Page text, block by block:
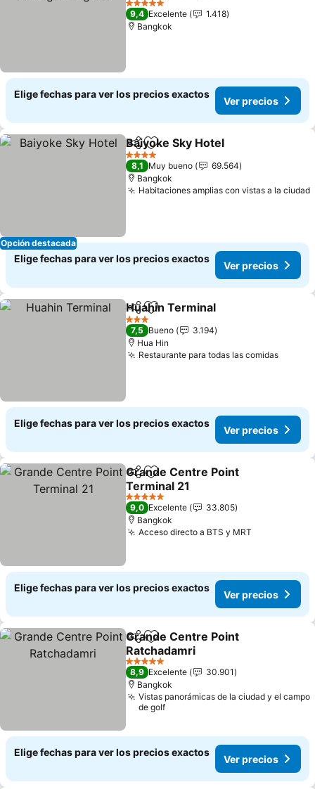
5 Estrellas
9,4 Excelente
1.418
Bangkok
Elige fechas para ver los precios exactos
Ver precios
Opción destacada
CompartirAgregar a favoritos
Baiyoke Sky Hotel
4 Estrellas
8,1 Muy bueno
69.564
Bangkok
Habitaciones amplias con vistas a la ciudad
Elige fechas para ver los precios exactos
Ver precios
CompartirAgregar a favoritos
Huahin Terminal
3 Estrellas
7,5 Bueno
3.194
Hua Hin
Restaurante para todas las comidas
Elige fechas para ver los precios exactos
Ver precios
CompartirAgregar a favoritos
Grande Centre Point
Terminal 21
5 Estrellas
9,0 Excelente
33.805
Bangkok
Acceso directo a BTS y MRT
Elige fechas para ver los precios exactos
Ver precios
CompartirAgregar a favoritos
Grande Centre Point
Ratchadamri
5 Estrellas
8,9 Excelente
30.901
Bangkok
Vistas panorámicas de la ciudad y el campo
de golf
Elige fechas para ver los precios exactos
Ver precios